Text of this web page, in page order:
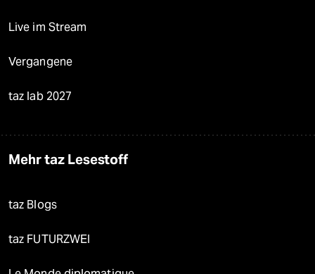
Live im Stream
Vergangene
taz lab 2027
Mehr taz Lesestoff
taz Blogs
taz FUTURZWEI